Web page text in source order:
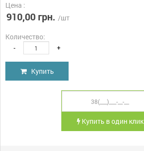
Цена :
910,00 грн. /шт
Количество:
- +
Купить
Купить в один клик